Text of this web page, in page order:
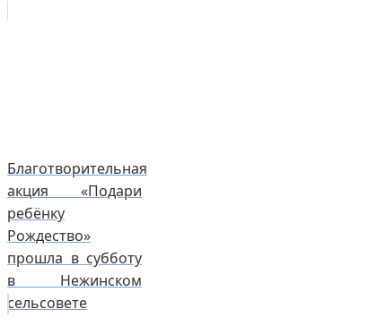
Благотворительная
акция «Подари
ребёнку
Рождество»
прошла в субботу
в Нежинском
сельсовете